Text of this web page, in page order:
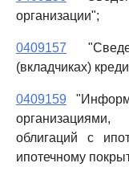
организации";
0409157
(вкладчиках)
0409159
облигаций с
ипотечному